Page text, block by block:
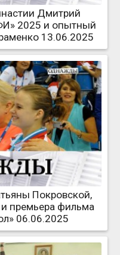
Дмитрий
2025 и опытный
13.06.2025
Покровской,
премьера фильма
06.06.2025